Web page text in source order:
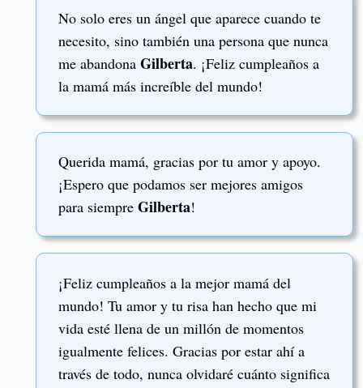
No solo eres un ángel que aparece cuando te
necesito, sino también una persona que nunca
me abandona Gilberta. ¡Feliz cumpleaños a
la mamá más increíble del mundo!
Querida mamá, gracias por tu amor y apoyo.
¡Espero que podamos ser mejores amigos
para siempre Gilberta!
¡Feliz cumpleaños a la mejor mamá del
mundo! Tu amor y tu risa han hecho que mi
vida esté llena de un millón de momentos
igualmente felices. Gracias por estar ahí a
través de todo, nunca olvidaré cuánto significa